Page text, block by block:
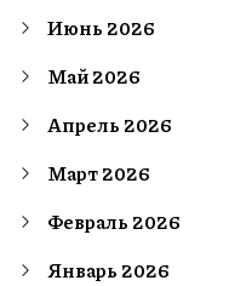
Июнь 2026
Май 2026
Апрель 2026
Март 2026
Февраль 2026
Январь 2026